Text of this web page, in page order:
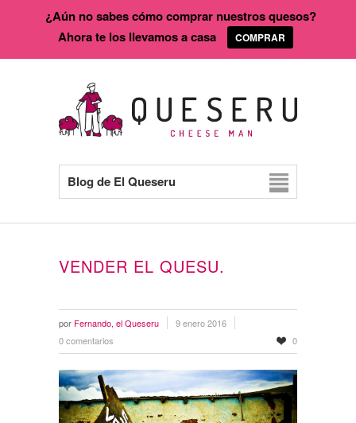
Blog de El Queseru
VENDER EL QUESU.
por Fernando, el Queseru
9 enero 2016
0 comentarios
0
¿Aún no sabes cómo comprar nuestros quesos?
Ahora te los llevamos a casa
COMPRAR